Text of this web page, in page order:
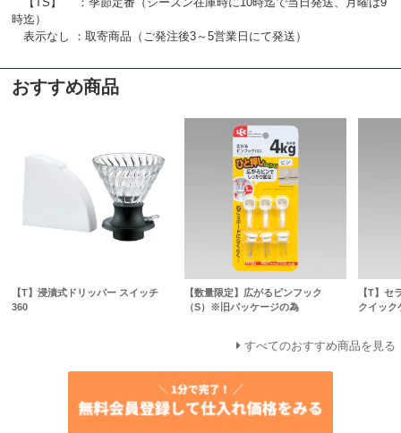
時迄）
表示なし ：取寄商品（ご発注後3～5営業日にて発送）
おすすめ商品
【T】浸漬式ドリッパー スイッチ
360
【数量限定】広がるピンフック
（S）※旧パッケージの為
【T】セ
クイック
すべてのおすすめ商品を見る